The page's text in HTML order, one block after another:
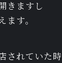
きますし
ます。
されていた